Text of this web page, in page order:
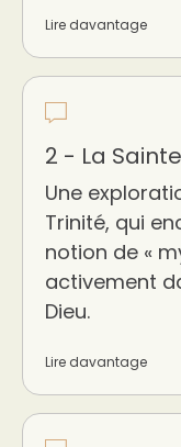
Lire davantage
2 - La
Une
Trinité, qui
notion de «
activement
Dieu.
Lire davantage